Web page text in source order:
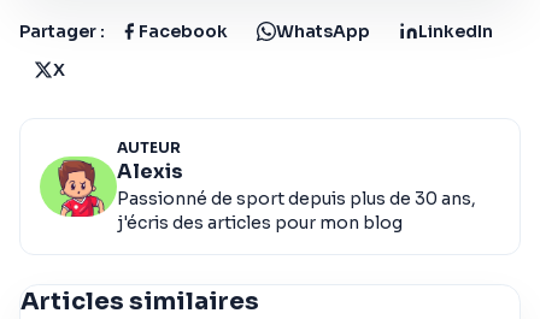
Partager : Facebook WhatsApp
LinkedIn
X
AUTEUR
Alexis
Passionné de sport depuis plus de 30 ans,
j'écris des articles pour mon blog
Articles similaires